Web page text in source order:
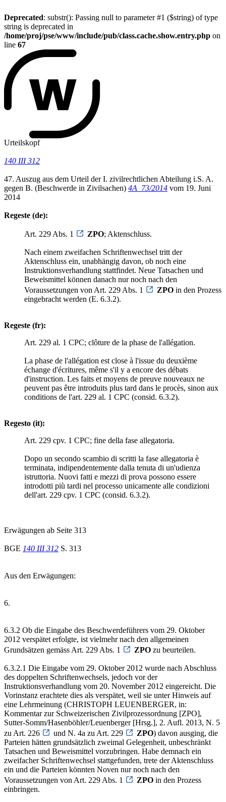
Deprecated: substr(): Passing null to parameter #1 ($string) of type
string is deprecated in
/home/proj/pse/www/include/pub/class.cache.show.entry.php on
line 67
Urteilskopf
140 III 312
47. Auszug aus dem Urteil der I. zivilrechtlichen Abteilung i.S. A.
gegen B. (Beschwerde in Zivilsachen) 4A_73/2014 vom 19. Juni
2014
Regeste (de):
Art. 229 Abs. 1 ZPO; Aktenschluss.
Nach einem zweifachen Schriftenwechsel tritt der
Aktenschluss ein, unabhängig davon, ob noch eine
Instruktionsverhandlung stattfindet. Neue Tatsachen und
Beweismittel können danach nur noch nach den
Voraussetzungen von Art. 229 Abs. 1
ZPO in den Prozess
eingebracht werden (E. 6.3.2).
Regeste (fr):
Art. 229 al. 1 CPC; clôture de la phase de l'allégation.
La phase de l'allégation est close à l'issue du deuxième
échange d'écritures, même s'il y a encore des débats
d'instruction. Les faits et moyens de preuve nouveaux ne
peuvent pas être introduits plus tard dans le procès, sinon aux
conditions de l'art. 229 al. 1 CPC (consid. 6.3.2).
Regesto (it):
Art. 229 cpv. 1 CPC; fine della fase allegatoria.
Dopo un secondo scambio di scritti la fase allegatoria è
terminata, indipendentemente dalla tenuta di un'udienza
istruttoria. Nuovi fatti e mezzi di prova possono essere
introdotti più tardi nel processo unicamente alle condizioni
dell'art. 229 cpv. 1 CPC (consid. 6.3.2).
Erwägungen ab Seite 313
BGE 140 III 312 S. 313
Aus den Erwägungen:
6.
6.3.2 Ob die Eingabe des Beschwerdeführers vom 29. Oktober
2012 verspätet erfolgte, ist vielmehr nach den allgemeinen
Grundsätzen gemäss Art. 229 Abs. 1
ZPO zu beurteilen.
6.3.2.1 Die Eingabe vom 29. Oktober 2012 wurde nach Abschluss
des doppelten Schriftenwechsels, jedoch vor der
Instruktionsverhandlung vom 20. November 2012 eingereicht. Die
Vorinstanz erachtete dies als verspätet, weil sie unter Hinweis auf
eine Lehrmeinung (CHRISTOPH LEUENBERGER, in:
Kommentar zur Schweizerischen Zivilprozessordnung [ZPO],
Sutter-Somm/Hasenböhler/Leuenberger [Hrsg.], 2. Aufl. 2013, N. 5
zu Art. 226
und N. 4a zu Art. 229 ZPO) davon ausging, die
Parteien hätten grundsätzlich zweimal Gelegenheit, unbeschränkt
Tatsachen und Beweismittel vorzubringen. Habe demnach ein
zweifacher Schriftenwechsel stattgefunden, trete der Aktenschluss
ein und die Parteien könnten Noven nur noch nach den
Voraussetzungen von Art. 229 Abs. 1
ZPO in den Prozess
einbringen.